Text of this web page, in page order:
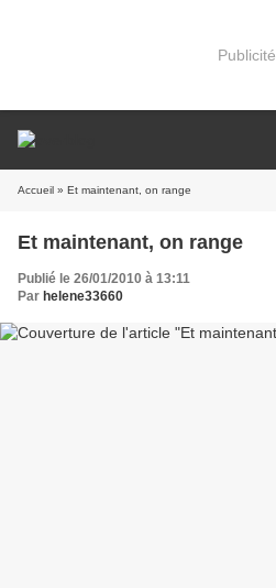
Publicité
Accueil » Et maintenant, on range
Et maintenant, on range
Publié le 26/01/2010 à 13:11
Par helene33660